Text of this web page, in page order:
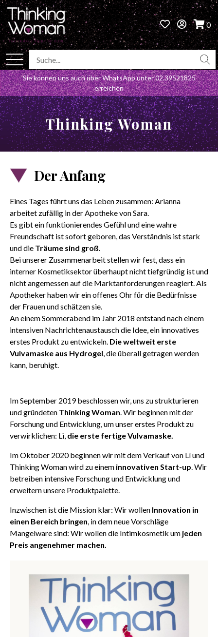
0
Sie können uns auch über WhatsApp unter02.39521825
erreichen
Thinking Woman
Der Anfang
Eines Tages führt uns das Leben zusammen: Arianna
arbeitet zufällig in der Apotheke von Sara.
Es gibt ein funktionierendes Gefühl und eine wahre
Freundschaft ist sofort geboren, das Verständnis ist stark
und die Träume sind groß.
Bei unserer Zusammenarbeit stellen wir fest, dass ein
interner Kosmetiksektor überhaupt nicht tiefgründig ist und
nicht angemessen auf die Marktanforderungen reagiert. Als
Apotheker haben wir ein offenes Ohr für die Bedürfnisse
der Frauen und schätzen sie.
An einem Sommerabend im Jahr 2018 entstand nach einem
intensiven Nachrichtenaustausch die Idee, ein innovatives
erstes Produkt zu entwickeln. Die weltweit erste
Vulvamaske aus Hydrogel, die überall getragen werden
kann, beruhigt.
Im September 2019 beschlossen wir, uns zu strukturieren
und gründeten Thinking Woman. Wir beginnen mit der
Forschung und Entwicklung, um unser erstes Produkt zu
verwirklichen: Lì, die erste fertige Vulvamaske.
Im Oktober 2020 beginnen wir mit dem Verkauf von Lì und
Thinking Woman wird zu einem innovativen Start-up. Wir
betreiben intensive Forschung und Entwicklung und
erweitern unsere Produktpalette.
Inzwischen ist die Mission klar: Wir wollen Innovation in
einen Bereich bringen, in dem neue Vorschläge
Mangelware sind: Wir wollen die Intimkosmetik um jeden
Preis angenehmer machen.